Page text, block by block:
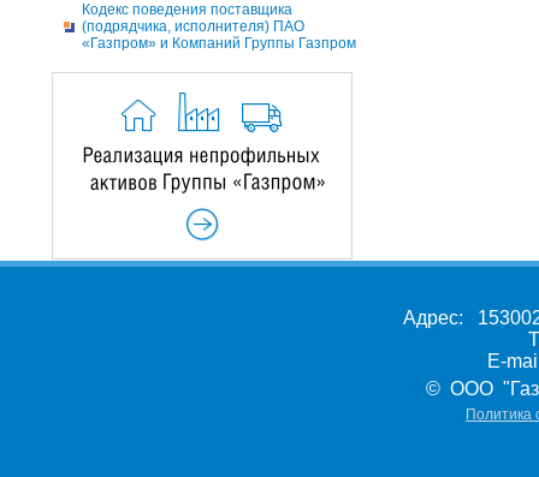
Кодекс поведения поставщика
(подрядчика, исполнителя) ПАО
«Газпром» и Компаний Группы Газпром
Адрес:
E-
© ООО
Политика